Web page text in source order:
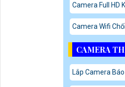
Camera Full HD
Camera Wifi
CAMERA
Lắp Camera